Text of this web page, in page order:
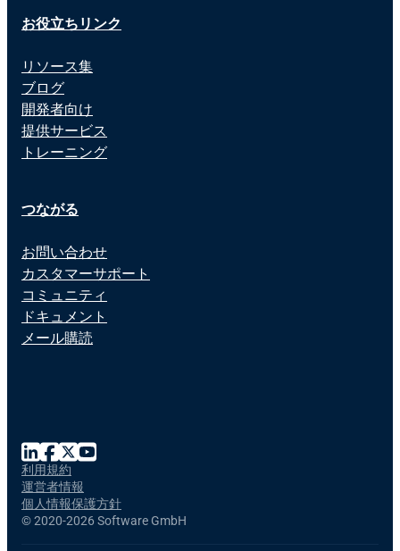
お役立ちリンク
リソース集
ブログ
開発者向け
提供サービス
トレーニング
つながる
お問い合わせ
カスタマーサポート
コミュニティ
ドキュメント
メール購読
©2020-2026 Software GmbH
利用規約
運営者情報
個人情報保護方針